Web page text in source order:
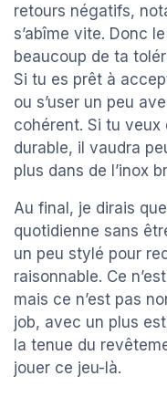
retours négatifs,
s’abîme vite. Donc
beaucoup de ta
Si tu es prêt à
ou s’user un peu
cohérent. Si tu
durable, il vaudra
plus dans de l’inox
Au final, je dirais
quotidienne sans
un peu stylé pour
raisonnable. Ce
mais ce n’est pas
job, avec un plus
la tenue du
jouer ce jeu-là.